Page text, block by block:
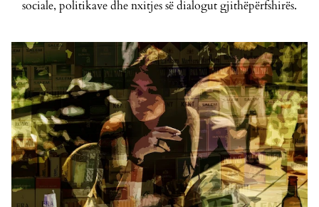
sociale, politikave dhe nxitjes së dialogut gjithëpërfshirës.